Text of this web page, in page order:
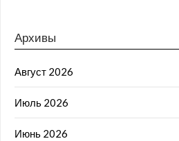
Архивы
Август 2026
Июль 2026
Июнь 2026